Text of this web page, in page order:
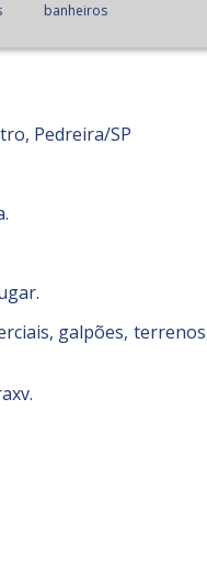
banheiros
Pedreira/SP
galpões,